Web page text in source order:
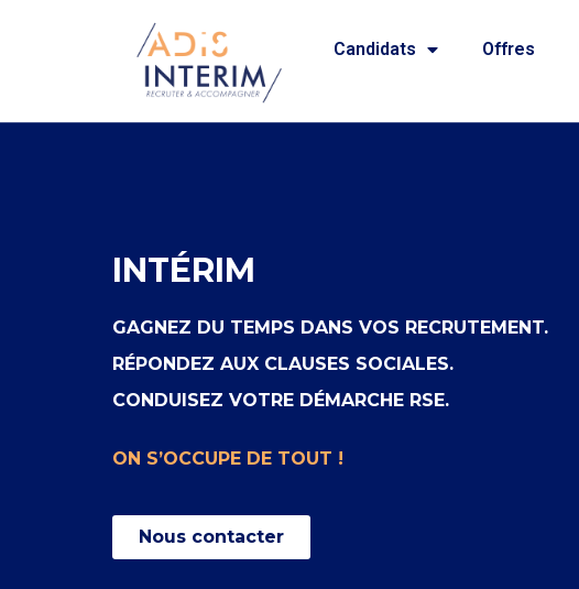
Candidats Offres
INTÉRIM
GAGNEZ DU TEMPS DANS VOS RECRUTEMENT.
RÉPONDEZ AUX CLAUSES SOCIALES.
CONDUISEZ VOTRE DÉMARCHE RSE.
ON S’OCCUPE DE TOUT !
Nous contacter